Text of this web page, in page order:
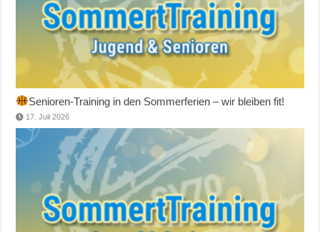
Senioren-Training in den Sommerferien – wir bleiben fit!
17. Juli 2026